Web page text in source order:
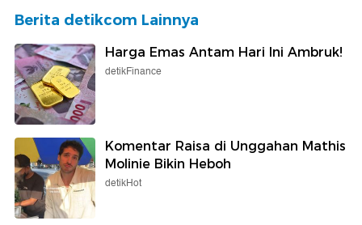
Berita detikcom Lainnya
Harga Emas Antam Hari Ini Ambruk!
detikFinance
Komentar Raisa di Unggahan Mathis
Molinie Bikin Heboh
detikHot